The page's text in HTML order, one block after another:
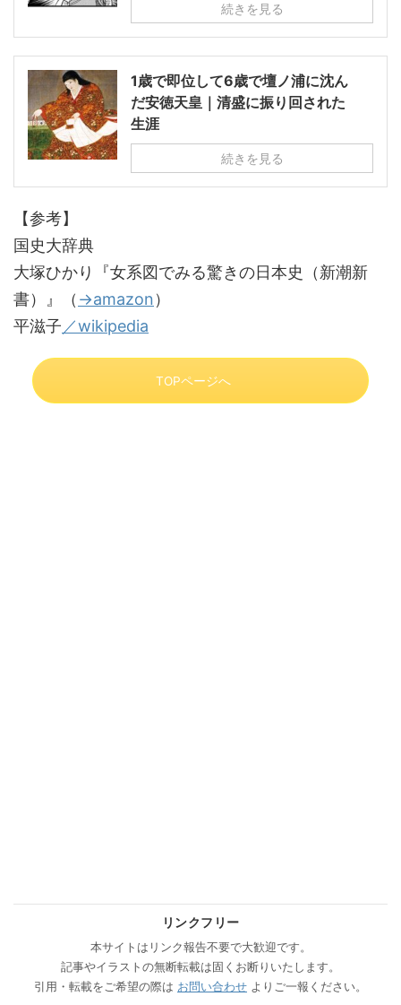
続きを見る
1歳で即位して6歳で壇ノ浦に沈ん
だ安徳天皇｜清盛に振り回された
生涯
続きを見る
【参考】
国史大辞典
大塚ひかり『女系図でみる驚きの日本史（新潮新
書）』（ →amazon）
平滋子 ／wikipedia
TOPページへ
リンクフリー
本サイトはリンク報告不要で大歓迎です。
記事やイラストの無断転載は固くお断りいたします。
引用・転載をご希望の際は お問い合わせ よりご一報ください。